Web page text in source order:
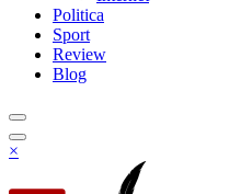
Politica
Sport
Review
Blog
×